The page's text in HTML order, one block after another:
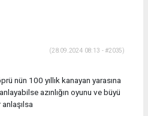
(28.09.2024 08:13 - #2035)
nün 100 yıllık kanayan yarasına
azınlığın oyunu ve büyü